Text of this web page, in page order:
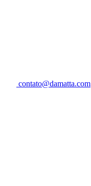
contato@damatta.com